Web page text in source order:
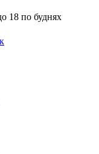
18 по буднях